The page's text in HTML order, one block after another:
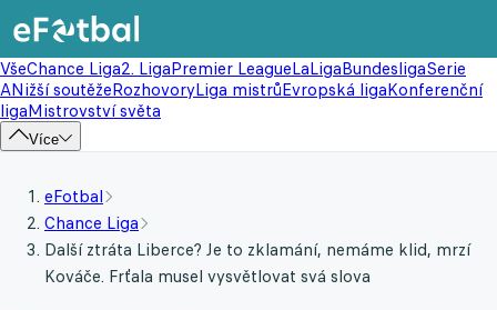
VšeChance Liga2. LigaPremier LeagueLaLigaBundesligaSerie
ANižší soutěžeRozhovoryLiga mistrůEvropská ligaKonferenční
ligaMistrovství světa
Více
eFotbal
Chance Liga
Další ztráta Liberce? Je to zklamání, nemáme klid, mrzí
Kováče. Frťala musel vysvětlovat svá slova